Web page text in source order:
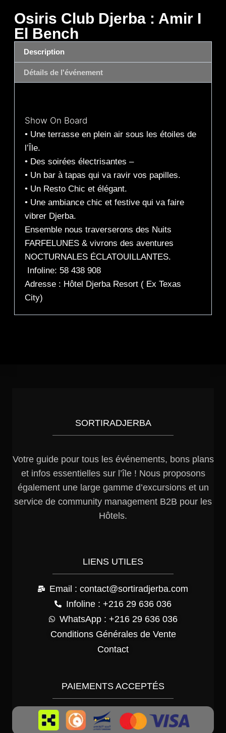
Osiris Club Djerba : Amir I
El Bench
Description
Détails de l'événement
Show On Board
• Une terrasse en plein air sous les étoiles de
l’Île.
• Des soirées électrisantes –
• Un bar à tapas qui va ravir vos papilles.
• Un Resto Chic et élégant.
• Une ambiance chic et festive qui va faire
vibrer Djerba.
Ensemble nous traverserons des Nuits
FARFELUNES & vivrons des aventures
NOCTURNALES ÉCLATOUILLANTES.
Infoline: 58 438 908
Adresse : Hôtel Djerba Resort ( Ex Texas
City)
SORTIRADJERBA
Votre guide pour tous les événements, bons plans
et infos essentielles sur l’île ! Nous proposons
également une large gamme d’excursions et un
service de community management B2B pour les
Hôtels.
LIENS UTILES
Email : contact@sortiradjerba.com
Infoline : +216 29 636 036
WhatsApp : +216 29 636 036
Conditions Générales de Vente
Contact
PAIEMENTS ACCEPTÉS